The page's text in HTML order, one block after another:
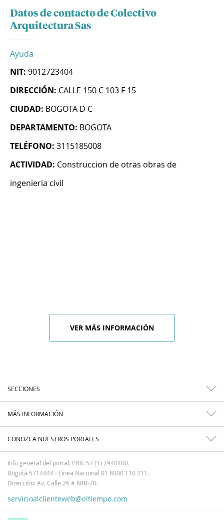
Datos de contacto de Colectivo
Arquitectura Sas
Ayuda
NIT: 9012723404
DIRECCIÓN: CALLE 150 C 103 F 15
CIUDAD: BOGOTA D C
DEPARTAMENTO: BOGOTA
TELÉFONO: 3115185008
ACTIVIDAD: Construccion de otras obras de
ingenieria civil
VER MÁS INFORMACIÓN
SECCIONES
MÁS INFORMACIÓN
CONOZCA NUESTROS PORTALES
Info general del portal: PBX: 57 (1) 2940100.
Bogotá 5714444 - Línea Nacional 01 8000 110 211.
Dirección: Av. Calle 26 # 68B-70.
servicioalclienteweb@eltiempo.com